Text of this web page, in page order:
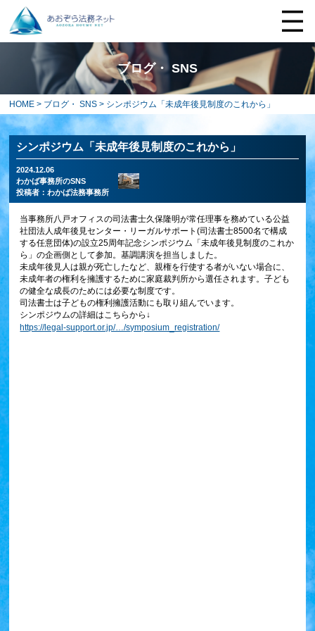
ブログ・ SNS
HOME > ブログ・ SNS > シンポジウム「未成年後見制度のこれから」
シンポジウム「未成年後見制度のこれから」
2024.12.06
わかば事務所のSNS
投稿者：わかば法務事務所
当事務所八戸オフィスの司法書士久保隆明が常任理事を務めている公益
社団法人成年後見センター・リーガルサポート(司法書士8500名で構成
する任意団体)の設立25周年記念シンポジウム「未成年後見制度のこれか
ら」の企画側として参加。基調講演を担当しました。
未成年後見人は親が死亡したなど、親権を行使する者がいない場合に、
未成年者の権利を擁護するために家庭裁判所から選任されます。子ども
の健全な成長のためには必要な制度です。
司法書士は子どもの権利擁護活動にも取り組んでいます。
シンポジウムの詳細はこちらから↓
https://legal-support.or.jp/…/symposium_registration/